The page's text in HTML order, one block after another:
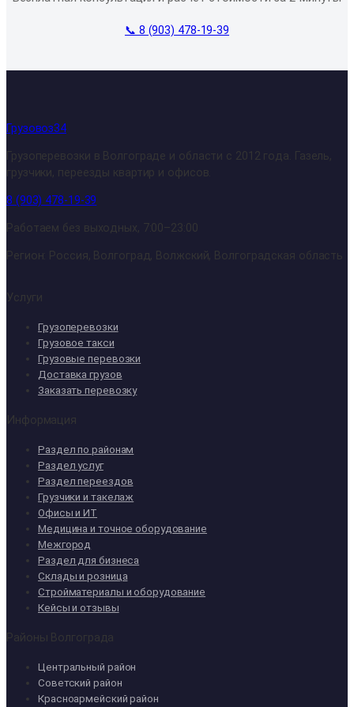
📞 8 (903) 478-19-39
Грузовоз34
Грузоперевозки в Волгограде и области с 2012 года. Газель,
грузчики, переезды квартир и офисов.
8 (903) 478-19-39
Работаем без выходных, 7:00–23:00
Регион: Россия, Волгоград, Волжский, Волгоградская область
Услуги
Грузоперевозки
Грузовое такси
Грузовые перевозки
Доставка грузов
Заказать перевозку
Информация
Раздел по районам
Раздел услуг
Раздел переездов
Грузчики и такелаж
Офисы и ИТ
Медицина и точное оборудование
Межгород
Раздел для бизнеса
Склады и розница
Стройматериалы и оборудование
Кейсы и отзывы
Районы Волгограда
Центральный район
Советский район
Красноармейский район